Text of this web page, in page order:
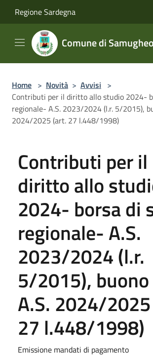
Regione Sardegna
Comune di Samugheo
Home > Novità > Avvisi >
Contributi per il diritto allo studio 2024-
regionale- A.S. 2023/2024 (l.r. 5/2015),
2024/2025 (art. 27 l.448/1998)
Contributi per il
diritto allo
2024- borsa di
regionale- A.S.
2023/2024 (l.r.
5/2015),
A.S. 2024/
27 l.448/1998)
Emissione mandati di pagamento